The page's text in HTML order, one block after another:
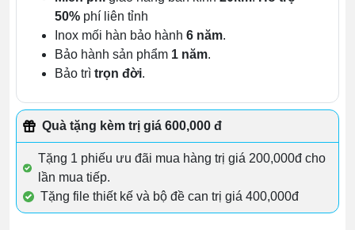
50% phí liên tỉnh
Inox mối hàn bảo hành 6 năm.
Bảo hành sản phẩm 1 năm.
Bảo trì trọn đời.
Quà tặng kèm trị giá 600,000 đ
Tặng 1 phiếu ưu đãi mua hàng trị giá 200,000đ cho
lần mua tiếp.
Tặng file thiết kế và bộ đề can trị giá 400,000đ